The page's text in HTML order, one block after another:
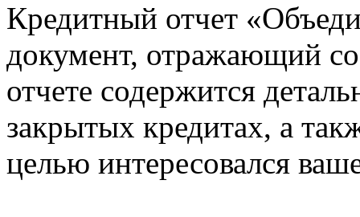
Кредитный отчет
документ, отражающий
отчете содержится
закрытых кредитах, а
целью интересовался